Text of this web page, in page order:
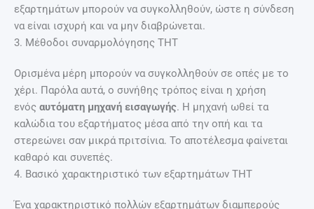
εξαρτημάτων μπορούν να συγκολληθούν, ώστε η σύνδεση
να είναι ισχυρή και να μην διαβρώνεται.
3. Μέθοδοι συναρμολόγησης THT
Ορισμένα μέρη μπορούν να συγκολληθούν σε οπές με το
χέρι. Παρόλα αυτά, ο συνήθης τρόπος είναι η χρήση
ενός αυτόματη μηχανή εισαγωγής. Η μηχανή ωθεί τα
καλώδια του εξαρτήματος μέσα από την οπή και τα
στερεώνει σαν μικρά πριτσίνια. Το αποτέλεσμα φαίνεται
καθαρό και συνεπές.
4. Βασικό χαρακτηριστικό των εξαρτημάτων THT
Ένα χαρακτηριστικό πολλών εξαρτημάτων διαμπερούς